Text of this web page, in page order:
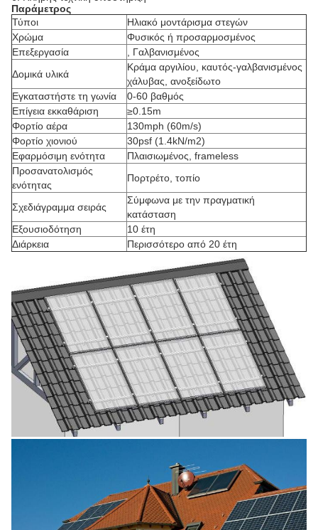
Παράμετρος
Τύποι
Ηλιακό μοντάρισμα στεγών
Χρώμα
Φυσικός ή προσαρμοσμένος
Επεξεργασία
, Γαλβανισμένος
Δομικά υλικά
Κράμα αργιλίου, καυτός-γαλβανισμένος
χάλυβας, ανοξείδωτο
Εγκαταστήστε τη γωνία
0-60 βαθμός
Επίγεια εκκαθάριση
≥0.15m
Φορτίο αέρα
130mph (60m/s)
Φορτίο χιονιού
30psf (1.4kN/m2)
Εφαρμόσιμη ενότητα
Πλαισιωμένος, frameless
Προσανατολισμός
ενότητας
Πορτρέτο, τοπίο
Σχεδιάγραμμα σειράς
Σύμφωνα με την πραγματική
κατάσταση
Εξουσιοδότηση
10 έτη
Διάρκεια
Περισσότερο από 20 έτη